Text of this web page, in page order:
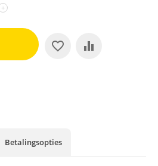
+
Betalingsopties